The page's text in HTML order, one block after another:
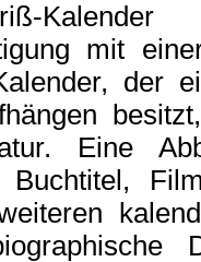
mit
der
Eine
Buchtitel,